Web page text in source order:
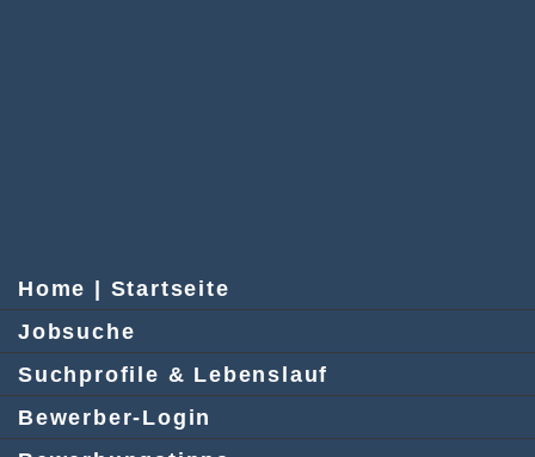
Home | Startseite
Jobsuche
Suchprofile & Lebenslauf
Bewerber-Login